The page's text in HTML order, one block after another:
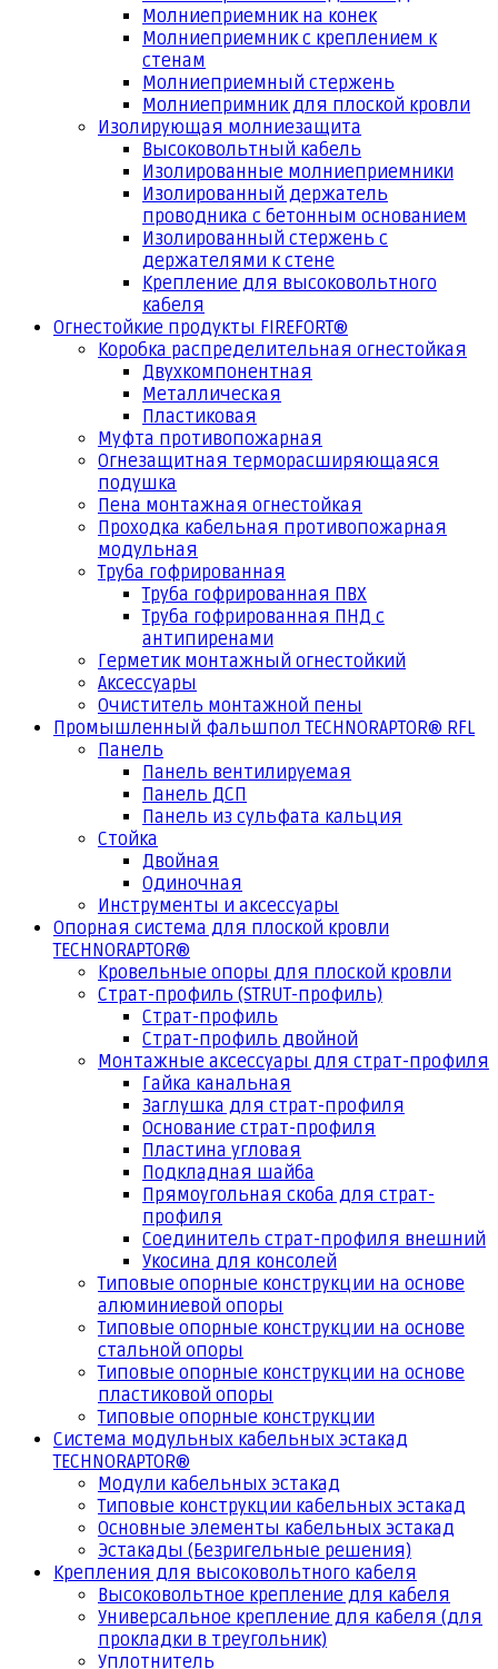
Молниеприемник на конек
Молниеприемник с креплением к
стенам
Молниеприемный стержень
Молниепримник для плоской кровли
Изолирующая молниезащита
Высоковольтный кабель
Изолированные молниеприемники
Изолированный держатель
проводника с бетонным основанием
Изолированный стержень с
держателями к стене
Крепление для высоковольтного
кабеля
Огнестойкие продукты FIREFORT®
Коробка распределительная огнестойкая
Двухкомпонентная
Металлическая
Пластиковая
Муфта противопожарная
Огнезащитная терморасширяющаяся
подушка
Пена монтажная огнестойкая
Проходка кабельная противопожарная
модульная
Труба гофрированная
Труба гофрированная ПВХ
Труба гофрированная ПНД с
антипиренами
Герметик монтажный огнестойкий
Аксессуары
Очиститель монтажной пены
Промышленный фальшпол TECHNORAPTOR® RFL
Панель
Панель вентилируемая
Панель ДСП
Панель из сульфата кальция
Стойка
Двойная
Одиночная
Инструменты и аксессуары
Опорная система для плоской кровли
TECHNORAPTOR®
Кровельные опоры для плоской кровли
Страт-профиль (STRUT-профиль)
Страт-профиль
Страт-профиль двойной
Монтажные аксессуары для страт-профиля
Гайка канальная
Заглушка для страт-профиля
Основание страт-профиля
Пластина угловая
Подкладная шайба
Прямоугольная скоба для страт-
профиля
Соединитель страт-профиля внешний
Укосина для консолей
Типовые опорные конструкции на основе
алюминиевой опоры
Типовые опорные конструкции на основе
стальной опоры
Типовые опорные конструкции на основе
пластиковой опоры
Типовые опорные конструкции
Система модульных кабельных эстакад
TECHNORAPTOR®
Модули кабельных эстакад
Типовые конструкции кабельных эстакад
Основные элементы кабельных эстакад
Эстакады (Безригельные решения)
Крепления для высоковольтного кабеля
Высоковольтное крепление для кабеля
Универсальное крепление для кабеля (для
прокладки в треугольник)
Уплотнитель